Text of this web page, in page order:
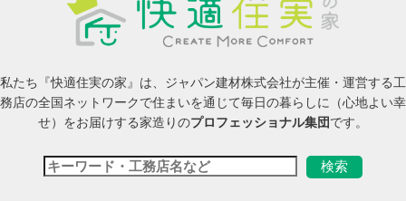
私たち『快適住実の家』は、ジャパン建材株式会社が主催・運営する工
務店の全国ネットワークで住まいを通じて毎日の暮らしに（心地よい幸
せ）をお届けする家造りのプロフェッショナル集団です。